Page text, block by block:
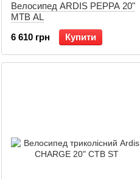
Велосипед ARDIS PEPPA 20"
МТВ AL
6 610 грн
Купити